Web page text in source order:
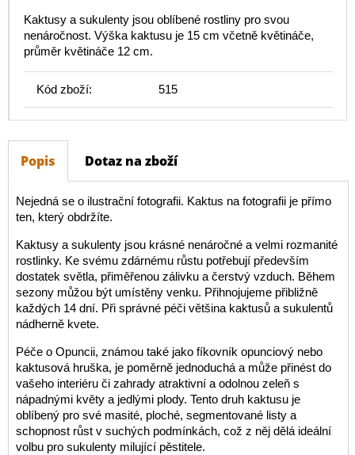
Kaktusy a sukulenty jsou oblíbené rostliny pro svou
nenáročnost. Výška kaktusu je 15 cm včetně květináče,
průměr květináče 12 cm.
Kód zboží: 515
Popis Dotaz na zboží
Nejedná se o ilustrační fotografii. Kaktus na fotografii je přímo
ten, který obdržíte.
Kaktusy a sukulenty jsou krásné nenáročné a velmi rozmanité
rostlinky. Ke svému zdárnému růstu potřebují především
dostatek světla, přiměřenou zálivku a čerstvý vzduch. Během
sezony můžou být umístěny venku. Přihnojujeme přibližně
každých 14 dní. Při správné péči většina kaktusů a sukulentů
nádherně kvete.
Péče o Opuncii, známou také jako fíkovník opunciový nebo
kaktusová hruška, je poměrně jednoduchá a může přinést do
vašeho interiéru či zahrady atraktivní a odolnou zeleň s
nápadnými květy a jedlými plody. Tento druh kaktusu je
oblíbený pro své masité, ploché, segmentované listy a
schopnost růst v suchých podmínkách, což z něj dělá ideální
volbu pro sukulenty milující pěstitele.